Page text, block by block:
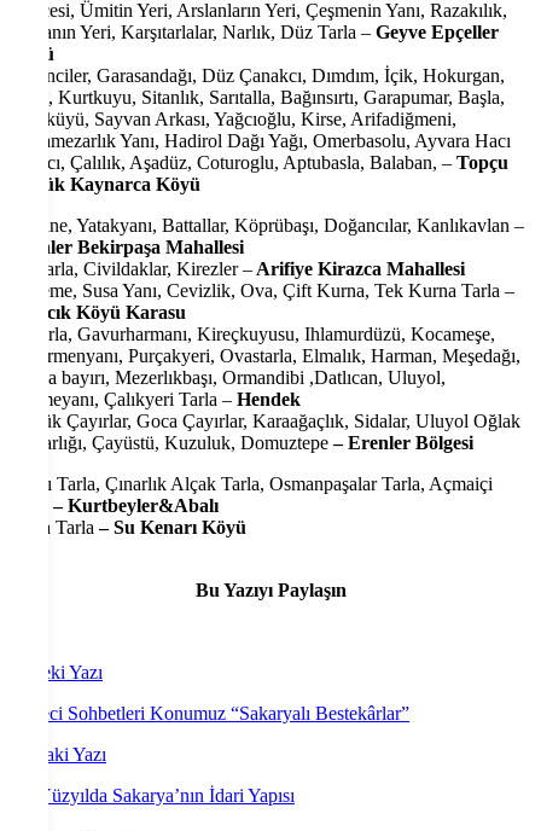
Bahçesi, Ümitin Yeri, Arslanların Yeri, Çeşmenin Yanı, Razakılık,
Esmanın Yeri, Karşıtarlalar, Narlık, Düz Tarla – Geyve Epçeller
Köyü
Ketenciler, Garasandağı, Düz Çanakcı, Dımdım, İçik, Hokurgan,
Sıvat, Kurtkuyu, Sitanlık, Sarıtalla, Bağınsırtı, Garapumar, Başla,
Pirolküyü, Sayvan Arkası, Yağcıoğlu, Kirse, Arifadiğmeni,
Gocamezarlık Yanı, Hadirol Dağı Yağı, Omerbasolu, Ayvara Hacı
Garacı, Çalılık, Aşadüz, Coturoglu, Aptubasla, Balaban, – Topçu
Büyük Kaynarca Köyü
Bozane, Yatakyanı, Battallar, Köprübaşı, Doğancılar, Kanlıkavlan –
Erenler Bekirpaşa Mahallesi
Çaytarla, Civildaklar, Kirezler – Arifiye Kirazca Mahallesi
Döşeme, Susa Yanı, Cevizlik, Ova, Çift Kurna, Tek Kurna Tarla –
Kızılcık Köyü Karasu
Sıktarla, Gavurharmanı, Kireçkuyusu, Ihlamurdüzü, Kocameşe,
Değirmenyanı, Purçakyeri, Ovastarla, Elmalık, Harman, Meşedağı,
Araba bayırı, Mezerlıkbaşı, Ormandibi ,Datlıcan, Uluyol,
Çeşmeyanı, Çalıkyeri Tarla – Hendek
Küçük Çayırlar, Goca Çayırlar, Karaağaçlık, Sidalar, Uluyol Oğlak
Mezarlığı, Çayüstü, Kuzuluk, Domuztepe– Erenler Bölgesi
Abalı Tarla, Çınarlık Alçak Tarla, Osmanpaşalar Tarla, Açmaiçi
Tarla– Kurtbeyler&Abalı
Koca Tarla – Su Kenarı Köyü
Bu Yazıyı Paylaşın
Önceki Yazı
4.Meci Sohbetleri Konumuz “Sakaryalı Bestekârlar”
Sonraki Yazı
16. Yüzyılda Sakarya’nın İdari Yapısı